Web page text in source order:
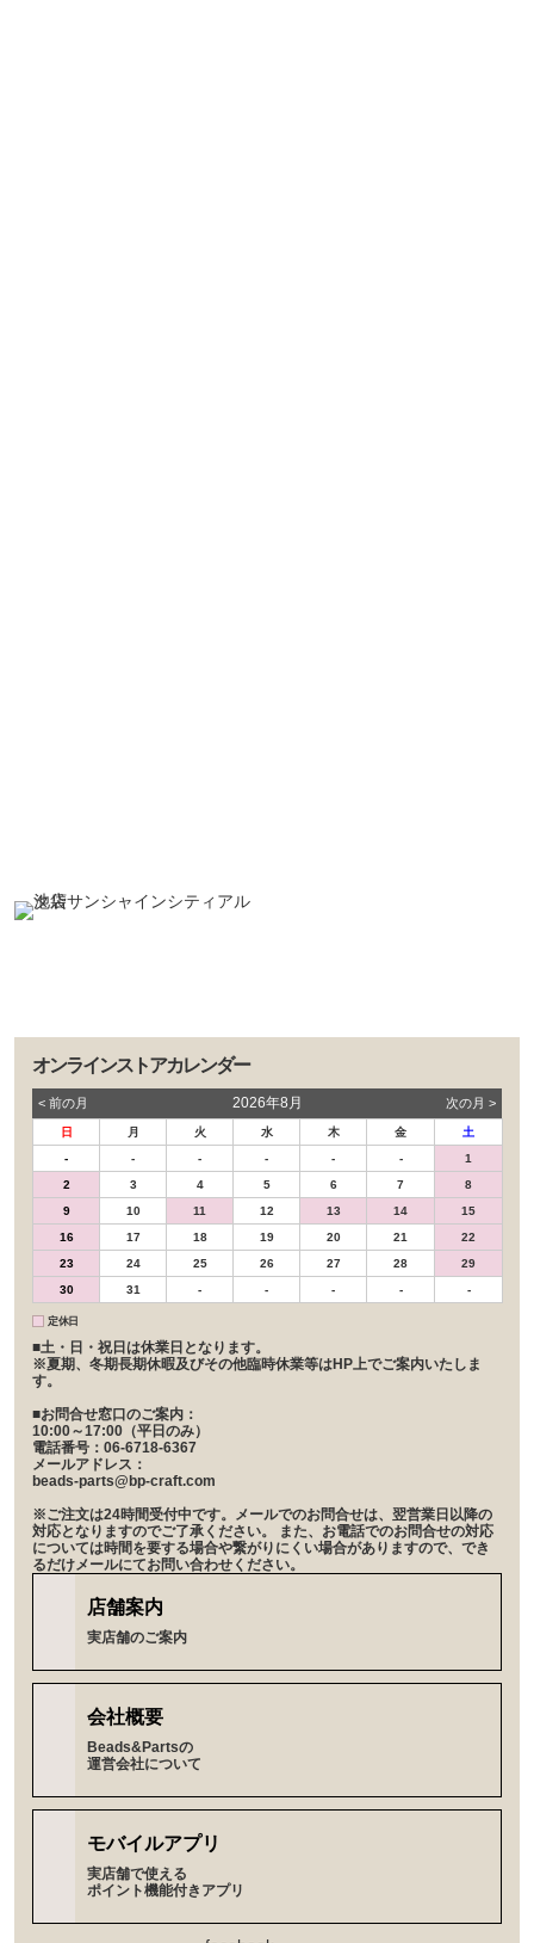
オンラインストアカレンダー
< 前の⽉ 2026年8月 次の⽉ >
日 月 火 水 木 金
土
-
- - - - -
1
2
3 4 5 6 7
8
9
10 11 12 13 14
15
16
17 18 19 20 21
22
23
24 25 26 27 28
29
30
31 - - - - -
定休日
■土・日・祝日は休業日となります。
※夏期、冬期長期休暇及びその他臨時休業等はHP上でご案内いたしま
す。
■お問合せ窓口のご案内：
10:00～17:00（平日のみ）
電話番号：06-6718-6367
メールアドレス：
beads-parts@bp-craft.com
※ご注文は24時間受付中です。メールでのお問合せは、翌営業日以降の
対応となりますのでご了承ください。 また、お電話でのお問合せの対応
については時間を要する場合や繋がりにくい場合がありますので、でき
るだけメールにてお問い合わせください。
店舗案内
実店舗のご案内
会社概要
Beads&Partsの
運営会社について
モバイルアプリ
実店舗で使える
ポイント機能付きアプリ